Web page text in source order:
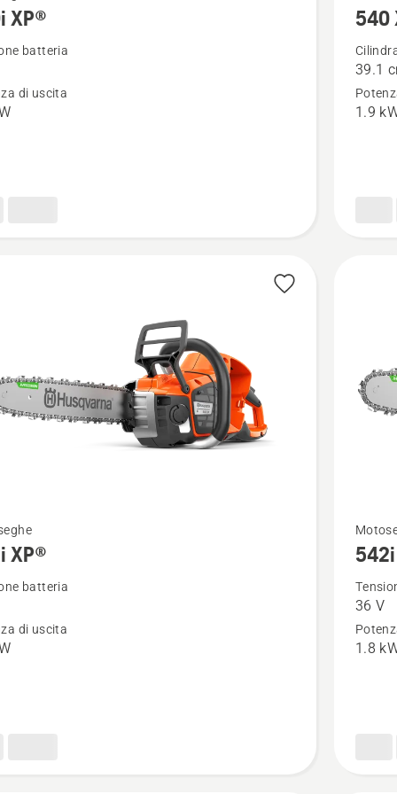
XP®
batteria
di uscita
dettagli
540
540
39.1
1.9
XP®
batteria
di uscita
Vedi
dettagli
542i
542i
36 V
1.8